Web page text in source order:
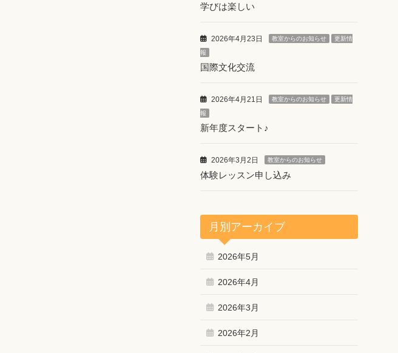
学びは楽しい
2026年4月23日 教室からのお知らせ 更新情
報
国際文化交流
2026年4月21日 教室からのお知らせ 更新情
報
新年度スタート♪
2026年3月2日 教室からのお知らせ
体験レッスン申し込み
月別アーカイブ
2026年5月
2026年4月
2026年3月
2026年2月